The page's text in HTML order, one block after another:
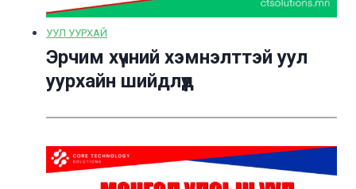
УУЛ УУРХАЙ
Эрчим хүчний хэмнэлттэй уул
уурхайн шийдлүүд